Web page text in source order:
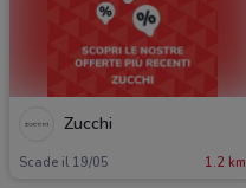
Zucchi
Scade il 19/05 1.2 km